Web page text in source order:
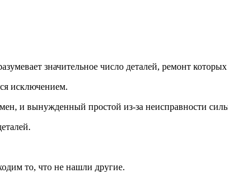
значительное число деталей, ремонт
исключением.
и вынужденный простой из-за неисправности
то, что не нашли другие.